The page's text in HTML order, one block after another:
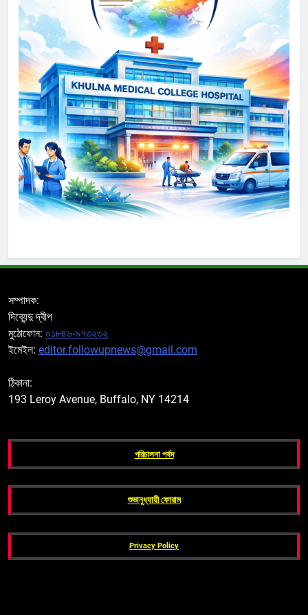
সম্পাদক:
দিব্যেন্দু দ্বীপ
মুঠোফোন: ০১৮৪৬-৯৭৩২৩২
ইমেইল: editor.followupnews@gmail.com
ঠিকানা:
193 Leroy Avenue, Buffalo, NY 14214
পরিচালনা পর্ষদ
শুভানুধ্যায়ী ফোরাম
Privacy Policy